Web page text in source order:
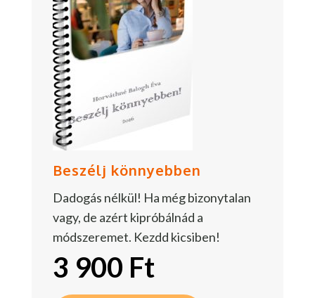
Beszélj könnyebben
Dadogás nélkül! Ha még bizonytalan
vagy, de azért kipróbálnád a
módszeremet. Kezdd kicsiben!
3 900 Ft